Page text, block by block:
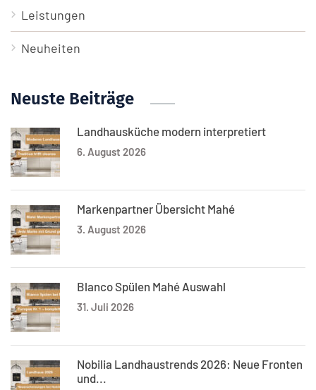
Leistungen
Neuheiten
Neuste Beiträge
Landhausküche modern interpretiert
6. August 2026
Markenpartner Übersicht Mahé
3. August 2026
Blanco Spülen Mahé Auswahl
31. Juli 2026
Nobilia Landhaustrends 2026: Neue Fronten
und...